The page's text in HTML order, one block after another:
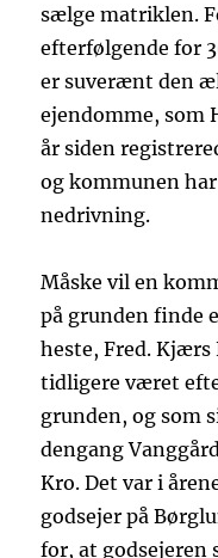
sælge matriklen.
efterfølgende for
er suverænt den
ejendomme, som
år siden
og kommunen
nedrivning.
Måske vil en
på grunden finde
heste, Fred. Kjærs
tidligere været
grunden, og som
dengang
Kro. Det var i
godsejer på
for, at